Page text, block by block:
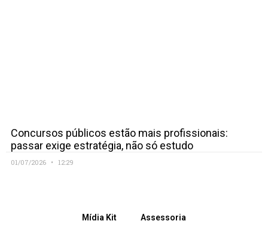
Concursos públicos estão mais profissionais:
passar exige estratégia, não só estudo
01/07/2026 12:29
Mídia Kit Assessoria